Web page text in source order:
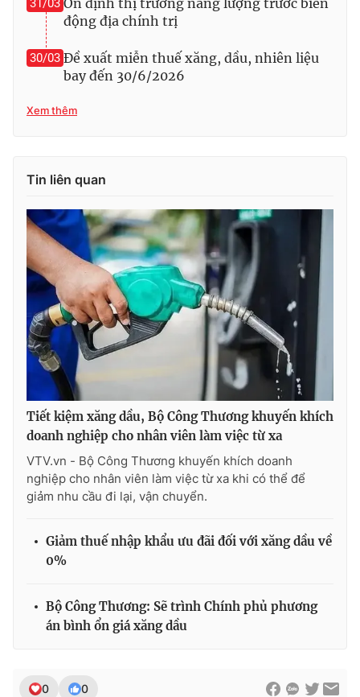
động địa chính trị
30/03 Đề xuất miễn thuế xăng, dầu, nhiên liệu
bay đến 30/6/2026
Xem thêm
Tin liên quan
Tiết kiệm xăng dầu, Bộ Công Thương khuyến khích
doanh nghiệp cho nhân viên làm việc từ xa
VTV.vn - Bộ Công Thương khuyến khích doanh
nghiệp cho nhân viên làm việc từ xa khi có thể để
giảm nhu cầu đi lại, vận chuyển.
Giảm thuế nhập khẩu ưu đãi đối với xăng dầu về
0%
Bộ Công Thương: Sẽ trình Chính phủ phương
án bình ổn giá xăng dầu
0 0